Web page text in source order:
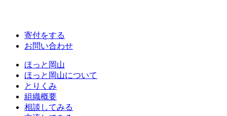
寄付をする
お問い合わせ
ほっと岡山
ほっと岡山について
とりくみ
組織概要
相談してみる